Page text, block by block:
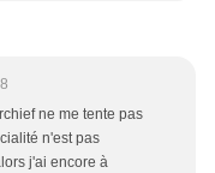
ne me tente pas
n'est pas
j'ai encore à